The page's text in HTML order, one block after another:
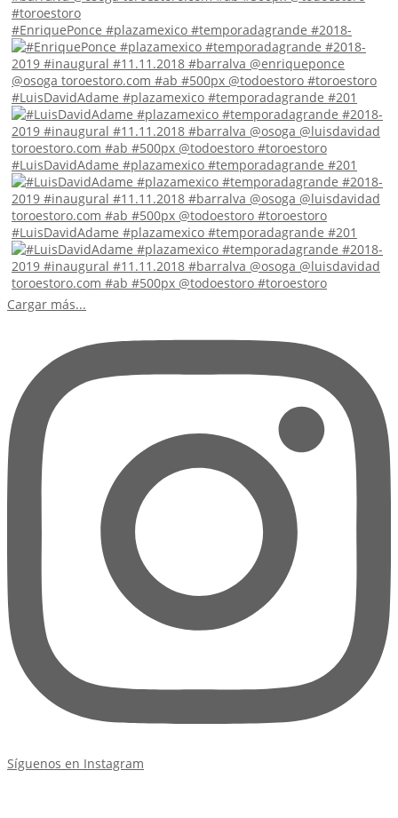
#EnriquePonce #plazamexico #temporadagrande #2018-
#LuisDavidAdame #plazamexico #temporadagrande #201
#LuisDavidAdame #plazamexico #temporadagrande #201
#LuisDavidAdame #plazamexico #temporadagrande #201
Cargar más...
Síguenos en Instagram